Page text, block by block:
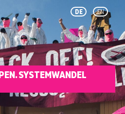
DE EN
SYSTEMWANDEL